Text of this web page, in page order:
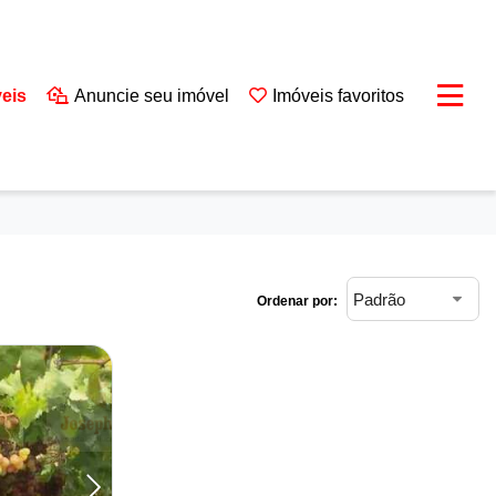
Anuncie seu imóvel Imóveis favoritos
Ordenar por: